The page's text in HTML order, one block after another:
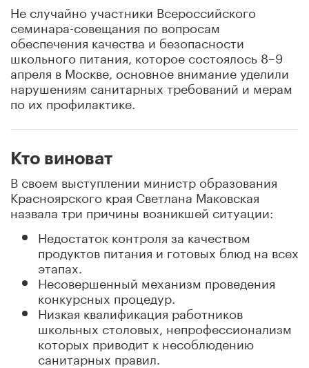
Не случайно участники Всероссийского
семинара-совещания по вопросам
обеспечения качества и безопасности
школьного питания, которое состоялось 8–9
апреля в Москве, основное внимание уделили
нарушениям санитарных требований и мерам
по их профилактике.
Кто виноват
В своем выступлении министр образования
Красноярского края Светлана Маковская
назвала три причины возникшей ситуации:
Недостаток контроля за качеством
продуктов питания и готовых блюд на всех
этапах.
Несовершенный механизм проведения
конкурсных процедур.
Низкая квалификация работников
школьных столовых, непрофессионализм
которых приводит к несоблюдению
санитарных правил.